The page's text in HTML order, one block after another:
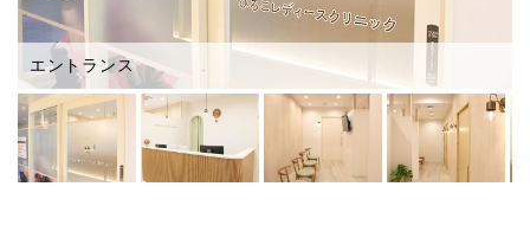
エントランス